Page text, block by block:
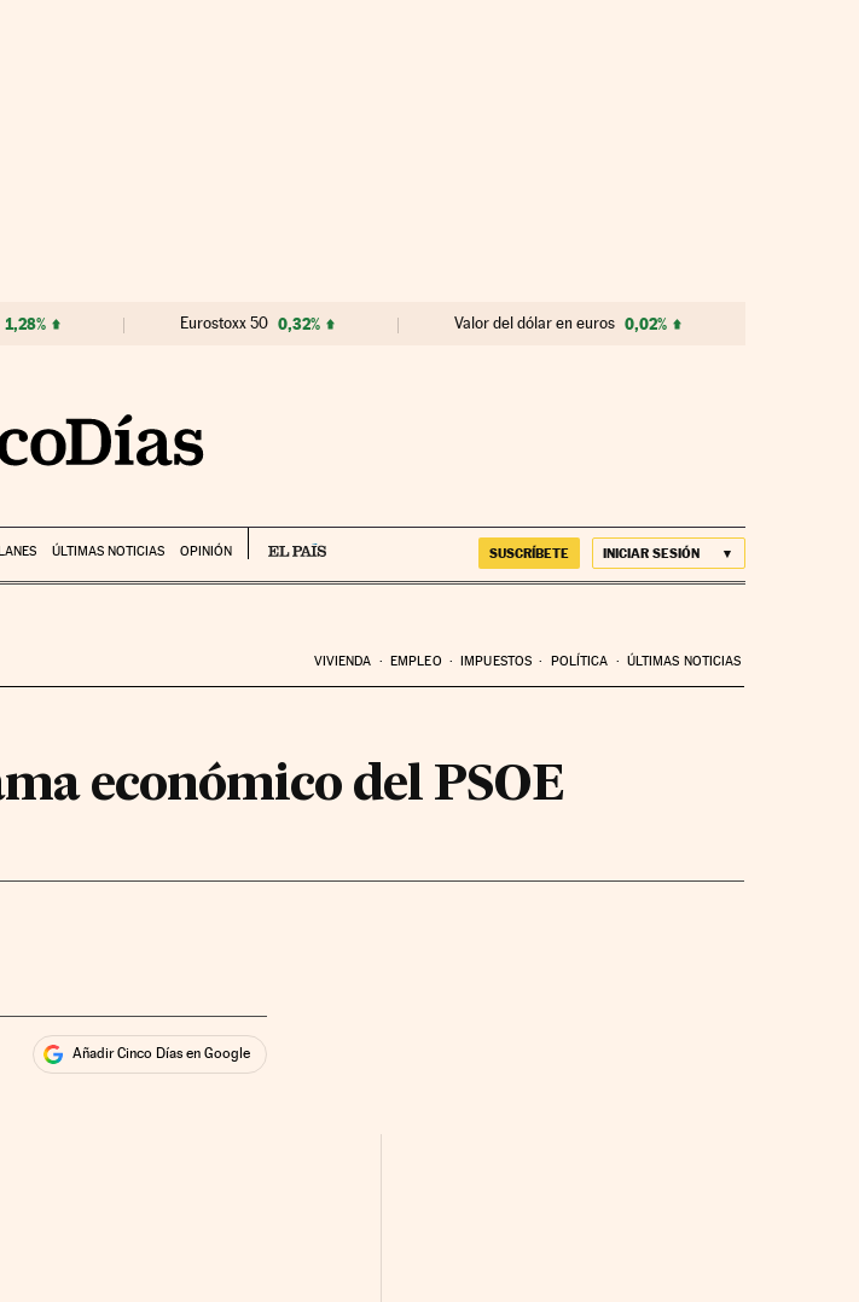
1,28% Eurostoxx 50 0,32% Valor del dólar en euros 0,02%
ÚLTIMAS NOTICIAS OPINIÓN SUSCRÍBETE INICIAR SESIÓN
VIVIENDA EMPLEO IMPUESTOS POLÍTICA ÚLTIMAS NOTICIAS
económico del PSOE
Añadir Cinco Días en Google